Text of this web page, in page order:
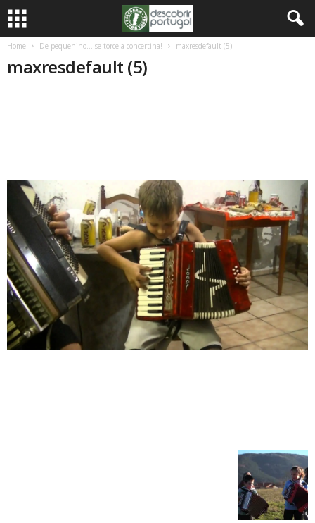
Home De pequenino… se torce a concertina! maxresdefault (5)
maxresdefault (5)